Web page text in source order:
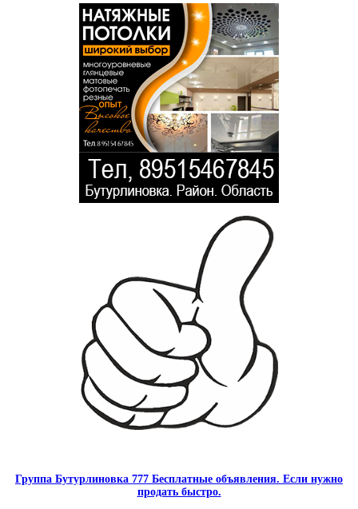
Группа Бутурлиновка 777 Бесплатные объявления. Если нужно
продать быстро.